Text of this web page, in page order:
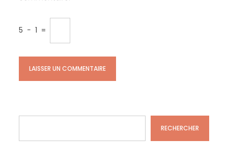
5 − 1 =
RECHERCHER